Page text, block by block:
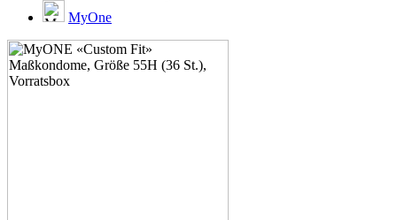
51G
53C
53D
53E
MyOne